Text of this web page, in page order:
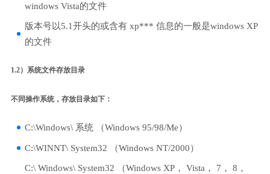
windows Vista的文件
版本号以5.1开头的或含有 xp*** 信息的一般是windows XP
的文件
1.2）系统文件存放目录
不同操作系统，存放目录如下：
C:\Windows\ 系统 （Windows 95/98/Me）
C:\WINNT\ System32 （Windows NT/2000）
C:\ Windows\ System32 （Windows XP， Vista， 7， 8，